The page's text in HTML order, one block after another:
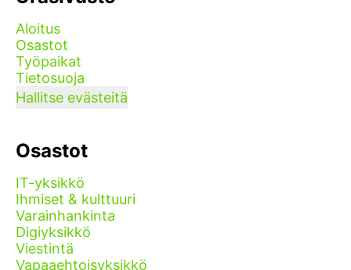
Aloitus
Osastot
Työpaikat
Tietosuoja
Hallitse evästeitä
Osastot
IT-yksikkö
Ihmiset & kulttuuri
Varainhankinta
Digiyksikkö
Viestintä
Vapaaehtoisyksikkö